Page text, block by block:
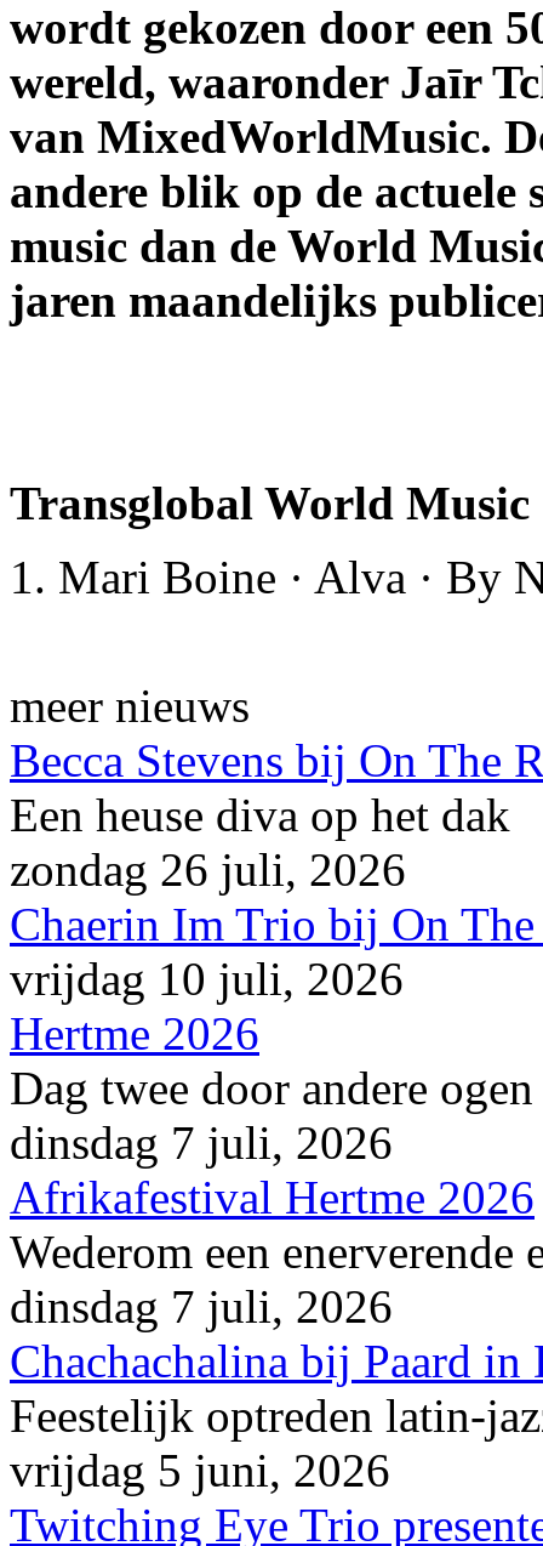
wordt gekozen door een
wereld, waaronder Jaīr
van MixedWorldMusic.
andere blik op de actuele
music dan de World
jaren maandelijks
Transglobal World
1. Mari Boine · Alva · By
meer nieuws
Becca Stevens bij On The
Een heuse diva op het dak
zondag 26 juli, 2026
Chaerin Im Trio bij On
vrijdag 10 juli, 2026
Hertme 2026
Dag twee door andere
dinsdag 7 juli, 2026
Afrikafestival Hertme 2026
Wederom een enerverende
dinsdag 7 juli, 2026
Chachachalina bij Paard in
Feestelijk optreden latin-
vrijdag 5 juni, 2026
Twitching Eye Trio